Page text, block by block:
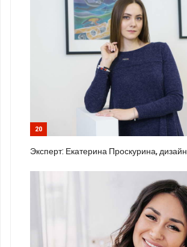
20
Эксперт: Екатерина Проскурина, дизайн